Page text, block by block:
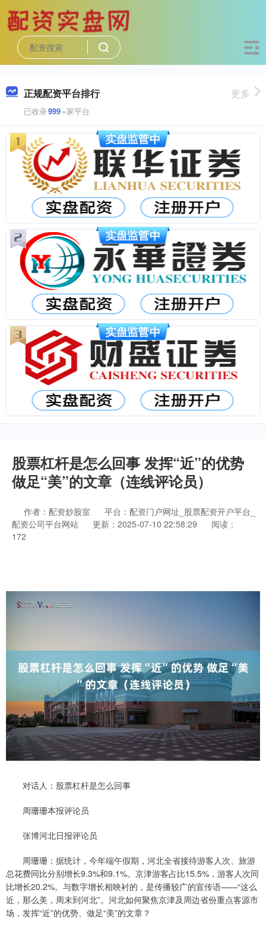
正规配资平台排行
已收录999+家平台
更多
股票杠杆是怎么回事 发挥“近”的优势
做足“美”的文章（连线评论员）
作者：配资炒股室
平台：配资门户网址_股票配资开户平台_
配资公司平台网站
更新：2025-07-10 22:58:29
阅读：
172
对话人：股票杠杆是怎么回事
周珊珊本报评论员
张博河北日报评论员
周珊珊：据统计，今年端午假期，河北全省接待游客人次、旅游
总花费同比分别增长9.3%和9.1%。京津游客占比15.5%，游客人次同
比增长20.2%。与数字增长相映衬的，是传播较广的宣传语——“这么
近，那么美，周末到河北”。河北如何聚焦京津及周边省份重点客源市
场，发挥“近”的优势、做足“美”的文章？